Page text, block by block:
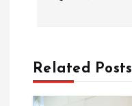
a
v
Related Posts